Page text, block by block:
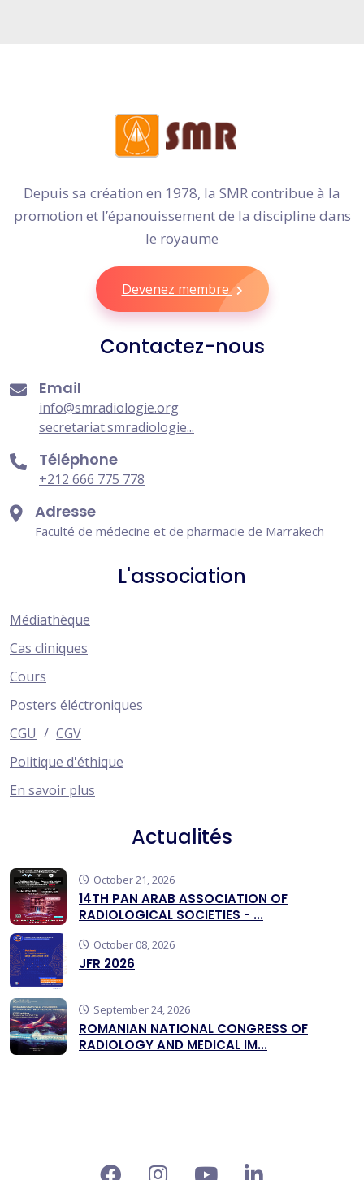
Depuis sa création en 1978, la SMR contribue à la
promotion et l’épanouissement de la discipline dans
le royaume
Devenez membre
Contactez-nous
Email
info@smradiologie.org
secretariat.smradiologie...
Téléphone
+212 666 775 778
Adresse
Faculté de médecine et de pharmacie de Marrakech
L'association
Médiathèque
Cas cliniques
Cours
Posters éléctroniques
CGU / CGV
Politique d'éthique
En savoir plus
Actualités
October 21, 2026
14TH PAN ARAB ASSOCIATION OF
RADIOLOGICAL SOCIETIES - ...
October 08, 2026
JFR 2026
September 24, 2026
ROMANIAN NATIONAL CONGRESS OF
RADIOLOGY AND MEDICAL IM...